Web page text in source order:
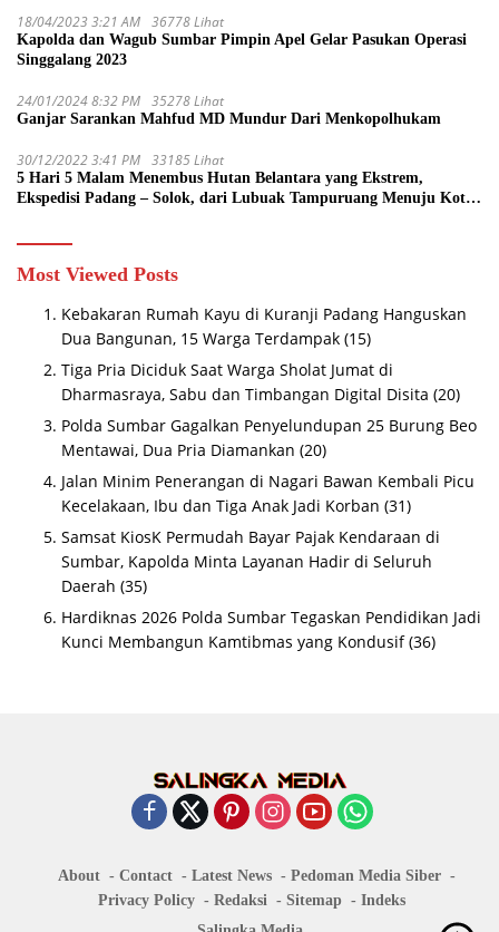
18/04/2023 3:21 AM 36778 Lihat
Kapolda dan Wagub Sumbar Pimpin Apel Gelar Pasukan Operasi
Singgalang 2023
24/01/2024 8:32 PM 35278 Lihat
Ganjar Sarankan Mahfud MD Mundur Dari Menkopolhukam
30/12/2022 3:41 PM 33185 Lihat
5 Hari 5 Malam Menembus Hutan Belantara yang Ekstrem,
Ekspedisi Padang – Solok, dari Lubuak Tampuruang Menuju Koto
Most Viewed Posts
Kebakaran Rumah Kayu di Kuranji Padang Hanguskan
Dua Bangunan, 15 Warga Terdampak (15)
Tiga Pria Diciduk Saat Warga Sholat Jumat di
Dharmasraya, Sabu dan Timbangan Digital Disita (20)
Polda Sumbar Gagalkan Penyelundupan 25 Burung Beo
Mentawai, Dua Pria Diamankan (20)
Jalan Minim Penerangan di Nagari Bawan Kembali Picu
Kecelakaan, Ibu dan Tiga Anak Jadi Korban (31)
Samsat KiosK Permudah Bayar Pajak Kendaraan di
Sumbar, Kapolda Minta Layanan Hadir di Seluruh
Daerah (35)
Hardiknas 2026 Polda Sumbar Tegaskan Pendidikan Jadi
Kunci Membangun Kamtibmas yang Kondusif (36)
About Contact Latest News
Pedoman Media Siber
Privacy Policy
Redaksi Sitemap
Indeks